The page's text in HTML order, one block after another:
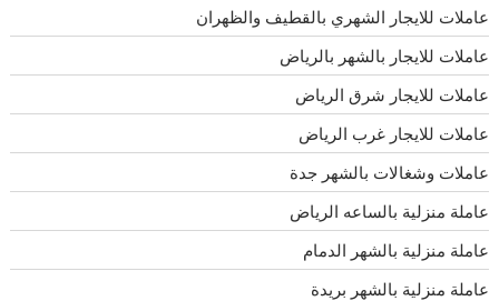
عاملات للايجار الشهري بالقطيف والظهران
عاملات للايجار بالشهر بالرياض
عاملات للايجار شرق الرياض
عاملات للايجار غرب الرياض
عاملات وشغالات بالشهر جدة
عاملة منزلية بالساعه الرياض
عاملة منزلية بالشهر الدمام
عاملة منزلية بالشهر بريدة